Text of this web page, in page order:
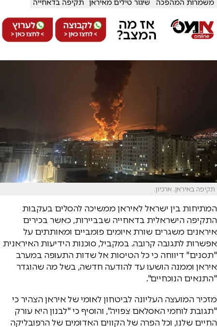
משמרות המהפכה שיגור טילים מאיראן תקיפה בדאחייה
תקיפה באיראן. ארכיון.
המתיחות בין ישראל לאיראן ממשיכה להסלים בעקבות
התקיפה הישראלית בדאחייה שבביירות, כאשר בכירים
איראנים משגרים שורת איומים פומביים ומאותתים על
אפשרות לתגובה קרובה. במקביל, סוכנות הידיעות האיראנית
"תסנים" דיווחה כי כל הטיסות אל שדות התעופה במערב
איראן וממנה הושעו עד להודעה חדשה, בשל מה שהוגדר
"התנאים הנוכחיים".
מזכיר המועצה העליונה לביטחון לאומי של איראן הצהיר כי
"תגובת לוחמי האסלאם צפויה", והוסיף כי "לבנון היא עורק
החיים שלנו, וכל הפרה של הקווים האדומים של הרפובליקה